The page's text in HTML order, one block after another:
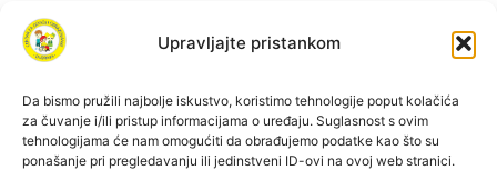
Upravljajte pristankom
Da bismo pružili najbolje iskustvo, koristimo tehnologije poput kolačića
za čuvanje i/ili pristup informacijama o uređaju. Suglasnost s ovim
tehnologijama će nam omogućiti da obrađujemo podatke kao što su
ponašanje pri pregledavanju ili jedinstveni ID-ovi na ovoj web stranici.
Izjava o pristupačnosti Pravila privatnosti